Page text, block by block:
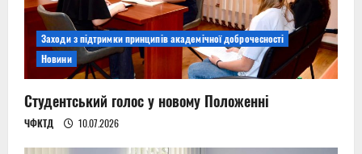
Заходи з підтримки принципів академічної доброчесності
Новини
Студентський голос у новому Положенні
ЧФКТД 10.07.2026